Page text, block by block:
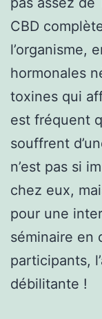
CBD
l’organisme,
hormonales
toxines qui
est fréquent
souffrent
n’est pas si
chez eux,
pour une
séminaire en
participants,
débilitante !